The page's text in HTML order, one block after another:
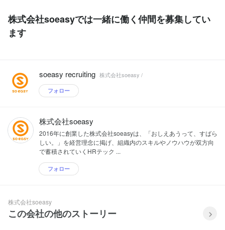
株式会社soeasyでは一緒に働く仲間を募集してい
ます
soeasy recruiting 株式会社soeasy /
フォロー
株式会社soeasy
2016年に創業した株式会社soeasyは、「おしえあうって、すばら
しい。」を経営理念に掲げ、組織内のスキルやノウハウが双方向
で蓄積されていくHRテック ...
フォロー
株式会社soeasy
この会社の他のストーリー